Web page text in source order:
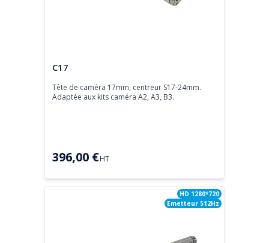
Tête de caméra
C17
Tête de caméra 17mm, centreur S17-24mm.
Adaptée aux kits caméra A2, A3, B3.
396,00 €HT
HD 1280*720
Emetteur 512Hz